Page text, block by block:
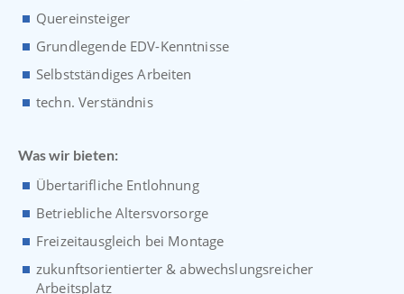
Quereinsteiger
Grundlegende EDV-Kenntnisse
Selbstständiges Arbeiten
techn. Verständnis
Was wir bieten:
Übertarifliche Entlohnung
Betriebliche Altersvorsorge
Freizeitausgleich bei Montage
zukunftsorientierter & abwechslungsreicher
Arbeitsplatz